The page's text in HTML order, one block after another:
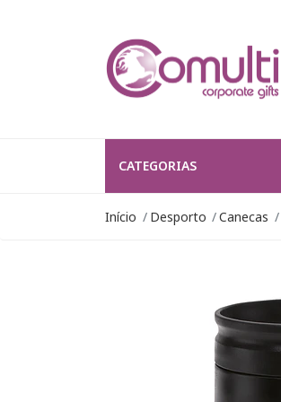
CATEGORIAS
Início Desporto Canecas